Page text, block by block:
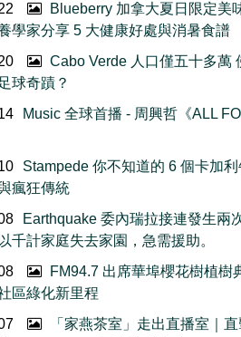
Blueberry 加拿大夏日限定美
學家分享 5 大健康好處與消暑食譜
Cabo Verde 人口僅五十多萬
球奇蹟？
Music 全球首播 - 周興哲《ALL
Stampede 你不知道的 6 個卡加
瘋狂傳統
Earthquake 委內瑞拉接連發生兩
千計家庭失去家園，急需援助。
FM94.7 出席華埠櫻花樹植
區綠化新里程
「家燕茶室」走出直播室｜